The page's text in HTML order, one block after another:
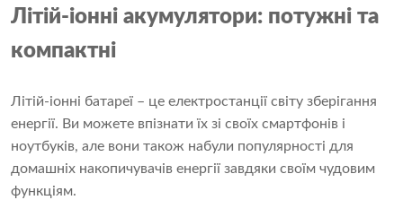
Літій-іонні акумулятори: потужні та
компактні
Літій-іонні батареї – це електростанції світу зберігання
енергії. Ви можете впізнати їх зі своїх смартфонів і
ноутбуків, але вони також набули популярності для
домашніх накопичувачів енергії завдяки своїм чудовим
функціям.